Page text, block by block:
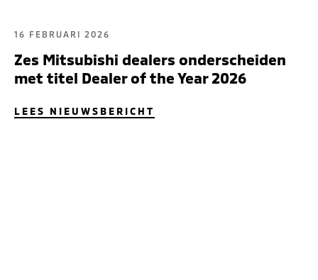
16 FEBRUARI 2026
Zes Mitsubishi dealers onderscheiden
met titel Dealer of the Year 2026
LEES NIEUWSBERICHT